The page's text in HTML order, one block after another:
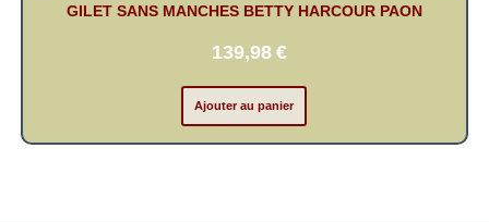
GILET SANS MANCHES BETTY HARCOUR PAON
139,98 €
Ajouter au panier